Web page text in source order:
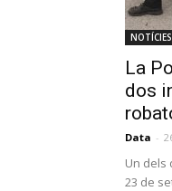
NOTÍCIES
La
dos
Data -
Un dels
23 de